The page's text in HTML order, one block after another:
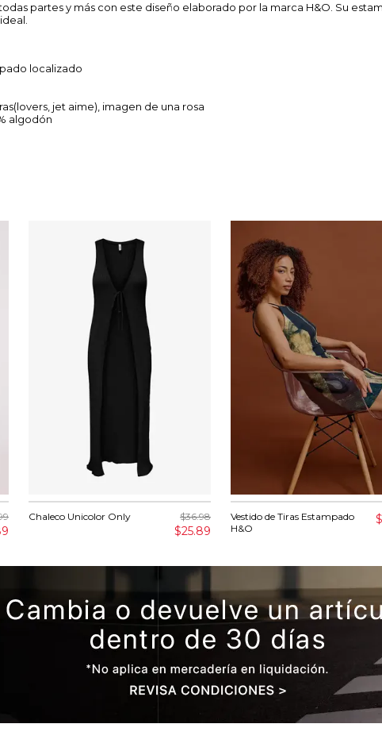
partes y más con este diseño elaborado por la marca H&O. Su
localizado
jet aime), imagen de una rosa
algodón
Chaleco Unicolor Only $36.98
$25.89
Vestido de Tiras Estampado
H&O